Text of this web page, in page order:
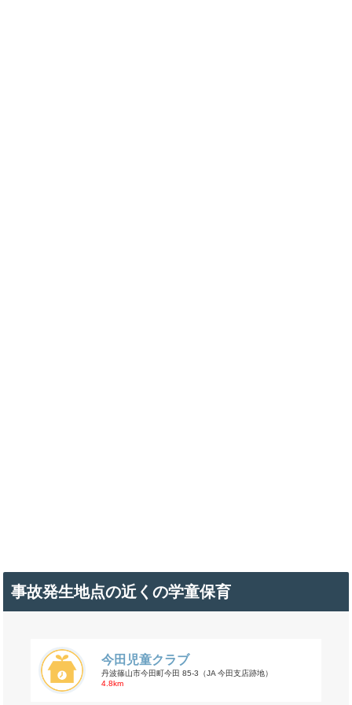
事故発生地点の近くの学童保育
今田児童クラブ
丹波篠山市今田町今田 85-3（JA 今田支店跡地）
4.8km